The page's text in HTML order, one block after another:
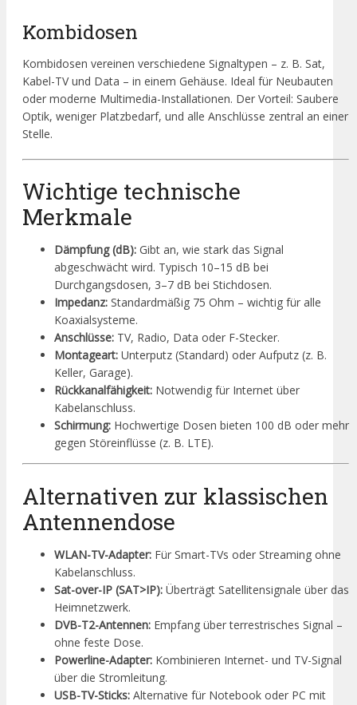
Kombidosen
Kombidosen vereinen verschiedene Signaltypen – z. B. Sat,
Kabel-TV und Data – in einem Gehäuse. Ideal für Neubauten
oder moderne Multimedia-Installationen. Der Vorteil: Saubere
Optik, weniger Platzbedarf, und alle Anschlüsse zentral an einer
Stelle.
Wichtige technische
Merkmale
Dämpfung (dB): Gibt an, wie stark das Signal
abgeschwächt wird. Typisch 10–15 dB bei
Durchgangsdosen, 3–7 dB bei Stichdosen.
Impedanz: Standardmäßig 75 Ohm – wichtig für alle
Koaxialsysteme.
Anschlüsse: TV, Radio, Data oder F-Stecker.
Montageart: Unterputz (Standard) oder Aufputz (z. B.
Keller, Garage).
Rückkanalfähigkeit: Notwendig für Internet über
Kabelanschluss.
Schirmung: Hochwertige Dosen bieten 100 dB oder mehr
gegen Störeinflüsse (z. B. LTE).
Alternativen zur klassischen
Antennendose
WLAN-TV-Adapter: Für Smart-TVs oder Streaming ohne
Kabelanschluss.
Sat-over-IP (SAT>IP): Überträgt Satellitensignale über das
Heimnetzwerk.
DVB-T2-Antennen: Empfang über terrestrisches Signal –
ohne feste Dose.
Powerline-Adapter: Kombinieren Internet- und TV-Signal
über die Stromleitung.
USB-TV-Sticks: Alternative für Notebook oder PC mit